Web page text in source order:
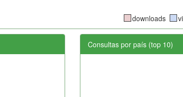
downloads
Consultas por país (top 10)